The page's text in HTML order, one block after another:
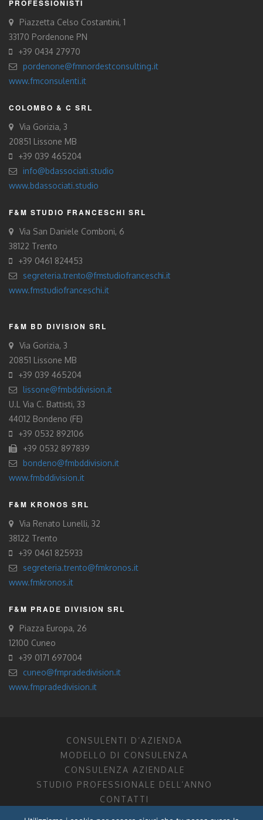
PROFESSIONISTI
Piazzetta Celso Costantini, 1
33170 Pordenone PN
+39 0434 27970
pordenone@fmnordestconsulting.it
www.fmconsulenti.it
COLOMBO & C SRL
Via Gorizia, 3
20851 Lissone MB
+39 039 465204
info@bdassociati.studio
www.bdassociati.studio
F&M STUDIO FRANCESCHI SRL
Via San Daniele Comboni, 6
38122 Trento
+39 0461 824453
segreteria.trento@fmstudiofranceschi.it
www.fmstudiofranceschi.it
F&M BD DIVISION SRL
Via Gorizia, 3
20851 Lissone MB
+39 039 465204
lissone@fmbddivision.it
U.L Via C. Battisti, 33
44012 Bondeno (FE)
+39 0532 892106
+39 0532 897839
bondeno@fmbddivision.it
www.fmbddivision.it
F&M KRONOS SRL
Via Renato Lunelli, 32
38122 Trento
+39 0461 825933
segreteria.trento@fmkronos.it
www.fmkronos.it
F&M PRADE DIVISION SRL
Piazza Europa, 26
12100 Cuneo
+39 0171 697004
cuneo@fmpradedivision.it
www.fmpradedivision.it
CONSULENTI D’AZIENDA
MODELLO DI CONSULENZA
CONSULENZA AZIENDALE
STUDIO PROFESSIONALE DELL’ANNO
CONTATTI